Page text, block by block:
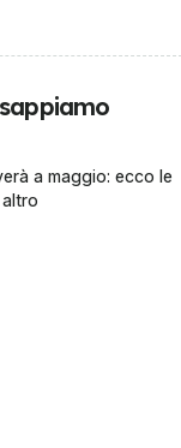
a maggio: ecco le